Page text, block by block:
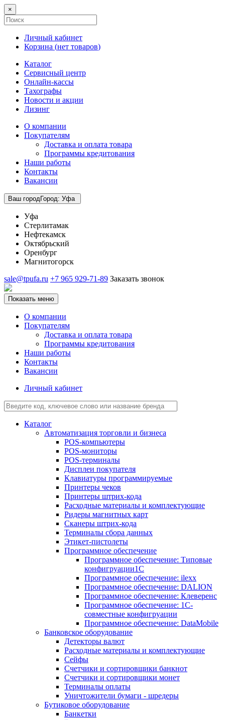
×
Личный кабинет
Корзина (нет товаров)
Каталог
Сервисный центр
Онлайн-кассы
Тахографы
Новости и акции
Лизинг
О компании
Покупателям
Доставка и оплата товара
Программы кредитования
Наши работы
Контакты
Вакансии
Ваш городГород: Уфа
Уфа
Стерлитамак
Нефтекамск
Октябрьский
Оренбург
Магнитогорск
sale@tpufa.ru +7 965 929-71-89 Заказать звонок
Показать меню
О компании
Покупателям
Доставка и оплата товара
Программы кредитования
Наши работы
Контакты
Вакансии
Личный кабинет
Каталог
Автоматизация торговли и бизнеса
POS-компьютеры
POS-мониторы
POS-терминалы
Дисплеи покупателя
Клавиатуры программируемые
Принтеры чеков
Принтеры штрих-кода
Расходные материалы и комплектующие
Ридеры магнитных карт
Сканеры штрих-кода
Терминалы сбора данных
Этикет-пистолеты
Программное обеспечение
Программное обеспечение: Типовые
конфигруации1С
Программное обеспечение: ilexx
Программное обеспечение: DALION
Программное обеспечение: Клеверенс
Программное обеспечение: 1С-
совместные конфигруации
Программное обеспечение: DataMobile
Банковское оборудование
Детекторы валют
Расходные материалы и комплектующие
Сейфы
Счетчики и сортировщики банкнот
Счетчики и сортировщики монет
Терминалы оплаты
Уничтожители бумаги - шредеры
Бутиковое оборудование
Банкетки